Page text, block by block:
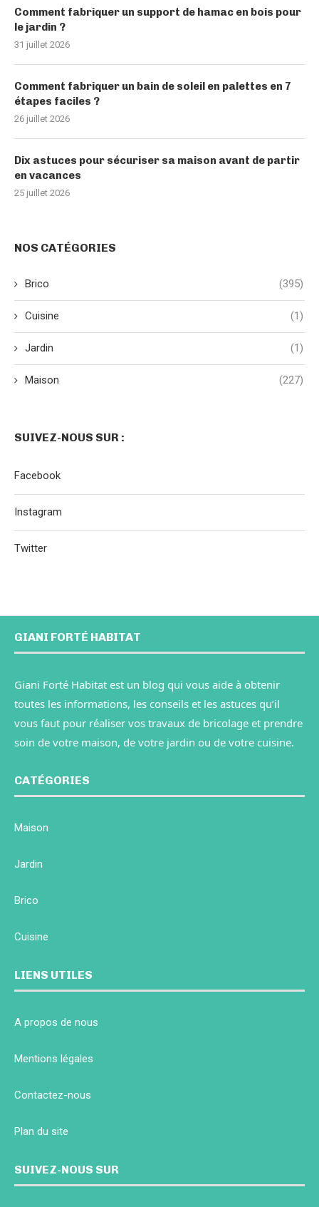
Comment fabriquer un support de hamac en bois pour
le jardin ?
31 juillet 2026
Comment fabriquer un bain de soleil en palettes en 7
étapes faciles ?
26 juillet 2026
Dix astuces pour sécuriser sa maison avant de partir
en vacances
25 juillet 2026
NOS CATÉGORIES
Brico (395)
Cuisine (1)
Jardin (1)
Maison (227)
SUIVEZ-NOUS SUR :
Facebook
Instagram
Twitter
GIANI FORTÉ HABITAT
Giani Forté Habitat est un blog qui vous aide à obtenir
toutes les informations, les conseils et les astuces qu’il
vous faut pour réaliser vos travaux de bricolage et prendre
soin de votre maison, de votre jardin ou de votre cuisine.
CATÉGORIES
Maison
Jardin
Brico
Cuisine
LIENS UTILES
A propos de nous
Mentions légales
Contactez-nous
Plan du site
SUIVEZ-NOUS SUR